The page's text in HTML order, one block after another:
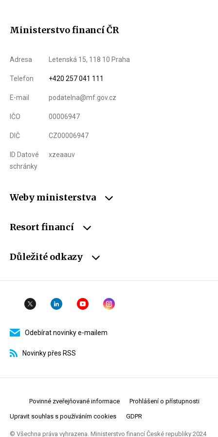
Ministerstvo financí ČR
Adresa Letenská 15, 118 10 Praha
Telefon +420 257 041 111
E-mail podatelna@mf.gov.cz
IČO 00006947
DIČ CZ00006947
ID Datové
schránky
xzeaauv
Weby ministerstva
Resort financí
Důležité odkazy
Odebírat novinky e-mailem
Novinky přes RSS
Povinné zveřejňované informace Prohlášení o přístupnosti
Upravit souhlas s používáním cookies GDPR
© Všechna práva vyhrazena. Ministerstvo financí České republiky 2024